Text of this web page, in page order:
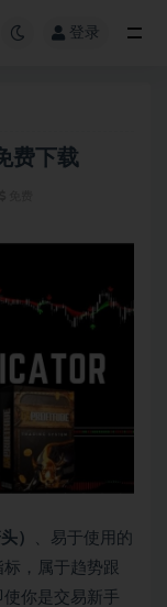
登录
费下载
）
、易于使用的
，属于趋势跟
你是交易新手